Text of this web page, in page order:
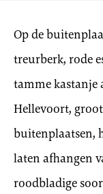
Op de
treurberk, rode
tamme kastanje
Hellevoort,
buitenplaatsen,
laten afhangen
roodbladige